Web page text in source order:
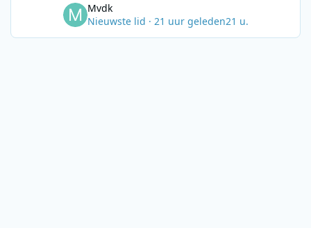
Mvdk
Nieuwste lid · 21 uur geleden21 u.